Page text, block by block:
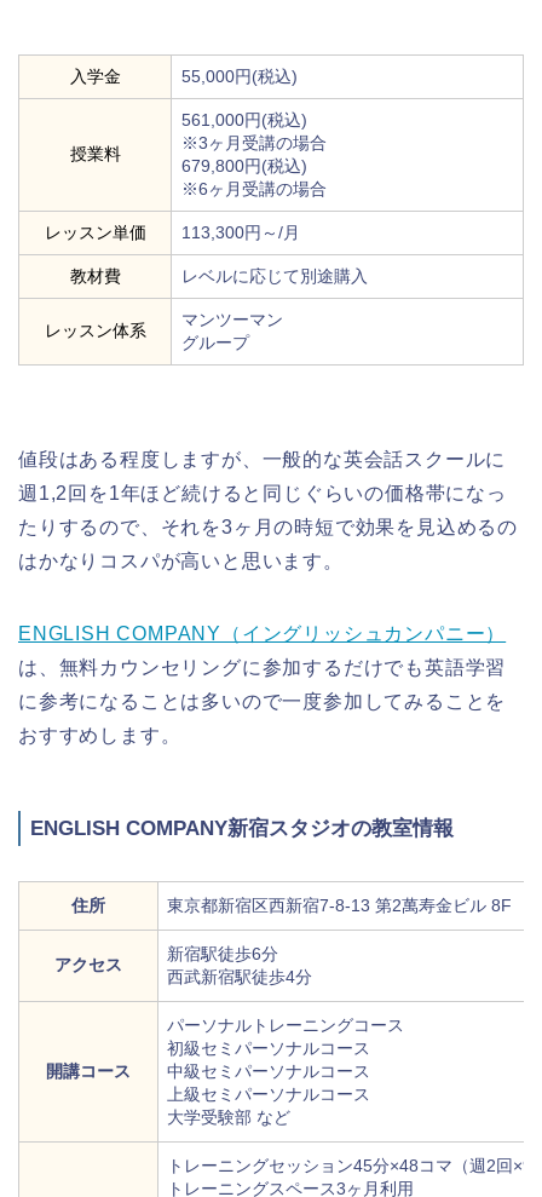
入学金 55,000円(税込)
授業料
561,000円(税込)
※3ヶ月受講の場合
679,800円(税込)
※6ヶ月受講の場合
レッスン単価 113,300円～/月
教材費 レベルに応じて別途購入
レッスン体系
マンツーマン
グループ
値段はある程度しますが、一般的な英会話スクールに
週1,2回を1年ほど続けると同じぐらいの価格帯になっ
たりするので、それを3ヶ月の時短で効果を見込めるの
はかなりコスパが高いと思います。
ENGLISH COMPANY（イングリッシュカンパニー）
は、無料カウンセリングに参加するだけでも英語学習
に参考になることは多いので一度参加してみることを
おすすめします。
ENGLISH COMPANY新宿スタジオの教室情報
住所 東京都新宿区西新宿7-8-13 第2萬寿金ビル 8F
アクセス
新宿駅徒歩6分
西武新宿駅徒歩4分
開講コース
パーソナルトレーニングコース
初級セミパーソナルコース
中級セミパーソナルコース
上級セミパーソナルコース
大学受験部 など
トレーニングセッション45分×48コマ（週2回
トレーニングスペース3ヶ月利用